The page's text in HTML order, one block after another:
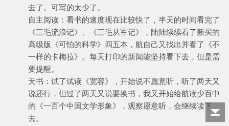
去了。可写的太少了。
自主阅读：看书的速度现在比较快了，半天的时间看完了
《三毛流浪记》、《三毛从军记》，陆陆续续看了新买的
高级版《可怕的科学》四五本，航自己又找出并看了《不
一样的卡梅拉》。每天打印的新闻能坚持看下去，但是需
要提醒。
天书：试了试读《宽容》，开始说不愿意听，听了两天又
说还行，但过了两天又说要换书，我又开始给航读少百中
的《一百个中国文学形象》，观察愿意听，会继续读下
去。